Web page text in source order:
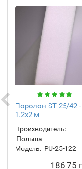
Поролон ST 25/42 -
1.2х2 м
Производитель:
Польша
Модель: PU-25-122
186.75